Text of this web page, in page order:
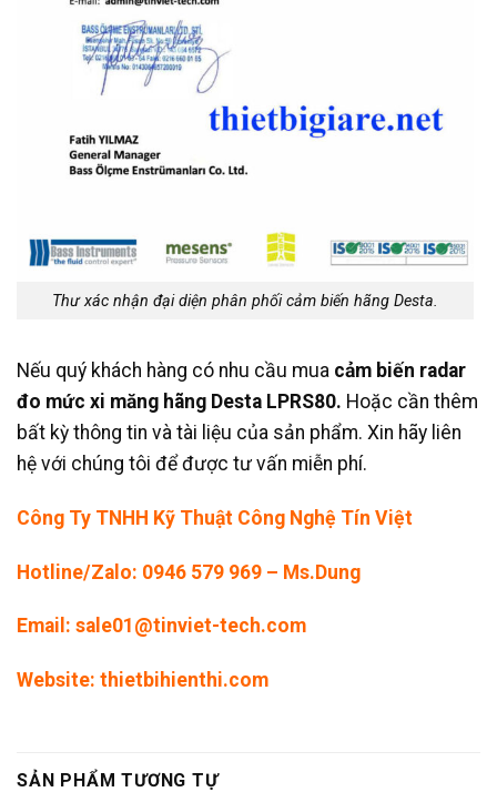
Thư xác nhận đại diện phân phối cảm biến hãng Desta.
Nếu quý khách hàng có nhu cầu mua cảm biến radar
đo mức xi măng hãng Desta LPRS80. Hoặc cần thêm
bất kỳ thông tin và tài liệu của sản phẩm. Xin hãy liên
hệ với chúng tôi để được tư vấn miễn phí.
Công Ty TNHH Kỹ Thuật Công Nghệ Tín Việt
Hotline/Zalo: 0946 579 969 – Ms.Dung
Email: sale01@tinviet-tech.com
Website: thietbihienthi.com
SẢN PHẨM TƯƠNG TỰ